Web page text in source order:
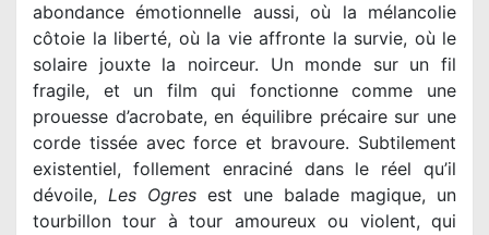
abondance émotionnelle aussi, où la mélancolie
côtoie la liberté, où la vie affronte la survie, où le
solaire jouxte la noirceur. Un monde sur un fil
fragile, et un film qui fonctionne comme une
prouesse d’acrobate, en équilibre précaire sur une
corde tissée avec force et bravoure. Subtilement
existentiel, follement enraciné dans le réel qu’il
dévoile, Les Ogres est une balade magique, un
tourbillon tour à tour amoureux ou violent, qui